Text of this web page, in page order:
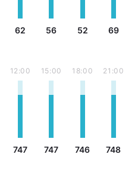
62 56 52 69
12:00
747
15:00
747
18:00
746
21:00
748